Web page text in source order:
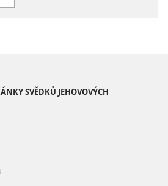
SVĚDKŮ JEHOVOVÝCH